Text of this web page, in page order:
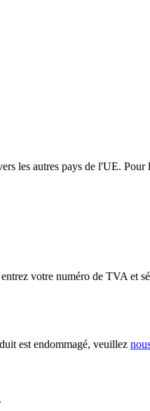
les autres pays de l'UE.
votre numéro de TVA
est endommagé, veuillez